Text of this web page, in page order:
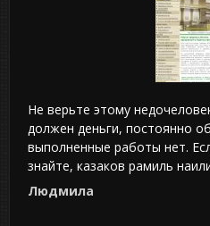
Не верьте этому
должен деньги, постоянно
выполненные работы нет.
знайте, казаков рамиль
Людмила